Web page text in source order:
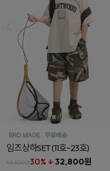
임즈상하SET(11호~23호)
46,800원30% ↓ 32,800원